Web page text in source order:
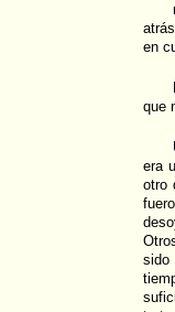
en
que
era
otro
sido